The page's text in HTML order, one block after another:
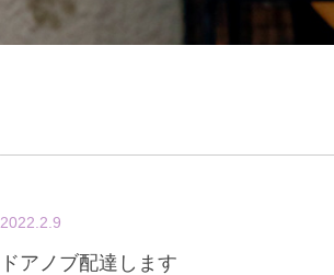
2022.2.9
ドアノブ配達します